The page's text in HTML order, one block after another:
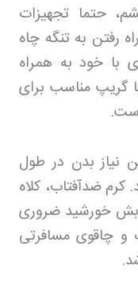
حتما تجهیزات
رفتن به تنگه چاه
با خود به همراه
گریپ مناسب برای
.
نیاز بدن در طول
کرم ضدآفتاب، کلاه
خورشید ضروری
و چاقوی مسافرتی
.